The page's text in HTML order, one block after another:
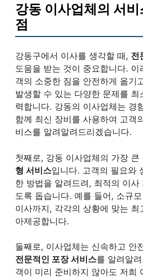
강동 이사업체의 서
점
강동구에서 이사를 생각할 때, 전
도움을 받는 것이 중요합니다. 이
객의 소중한 짐을 안전하게 옮기
발생할 수 있는 다양한 문제를 최
력합니다. 강동의 이사업체는 경
함께 최신 장비를 사용하여 고객
비스를 알려알려드리겠습니다.
첫째로, 강동 이사업체의 가장 큰
형 서비스입니다. 고객의 필요와
한 방법을 알려드려, 최적의 이사
도록 돕습니다. 예를 들어, 소규
이사까지, 각각의 상황에 맞는 최
아제공합니다.
둘째로, 이사업체는 신속하고 안
전문적인 포장 서비스를 알려알
객이 미리 준비하지 않아도 저희